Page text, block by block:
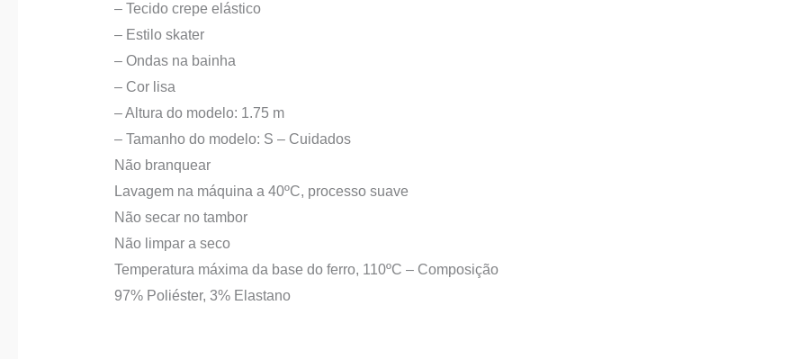
– Tecido crepe elástico
– Estilo skater
– Ondas na bainha
– Cor lisa
– Altura do modelo: 1.75 m
– Tamanho do modelo: S – Cuidados
Não branquear
Lavagem na máquina a 40ºC, processo suave
Não secar no tambor
Não limpar a seco
Temperatura máxima da base do ferro, 110ºC – Composição
97% Poliéster, 3% Elastano